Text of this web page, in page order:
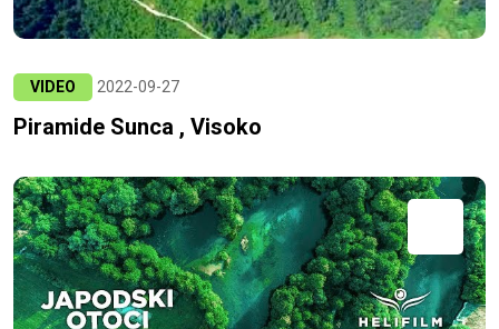
VIDEO 2022-09-27
Piramide Sunca , Visoko